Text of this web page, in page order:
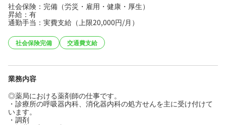
社会保険：完備（労災・雇用・健康・厚生）
昇給：有
通勤手当：実費支給（上限20,000円/月）
社会保険完備 交通費支給
業務内容
◎薬局における薬剤師の仕事です。
・診療所の呼吸器内科、消化器内科の処方せんを主に受け付けて
います。
・調剤